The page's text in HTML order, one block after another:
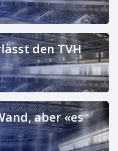
den TVH
aber «es